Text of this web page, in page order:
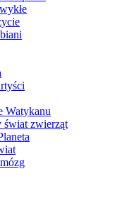
Watykanu
świat zwierząt